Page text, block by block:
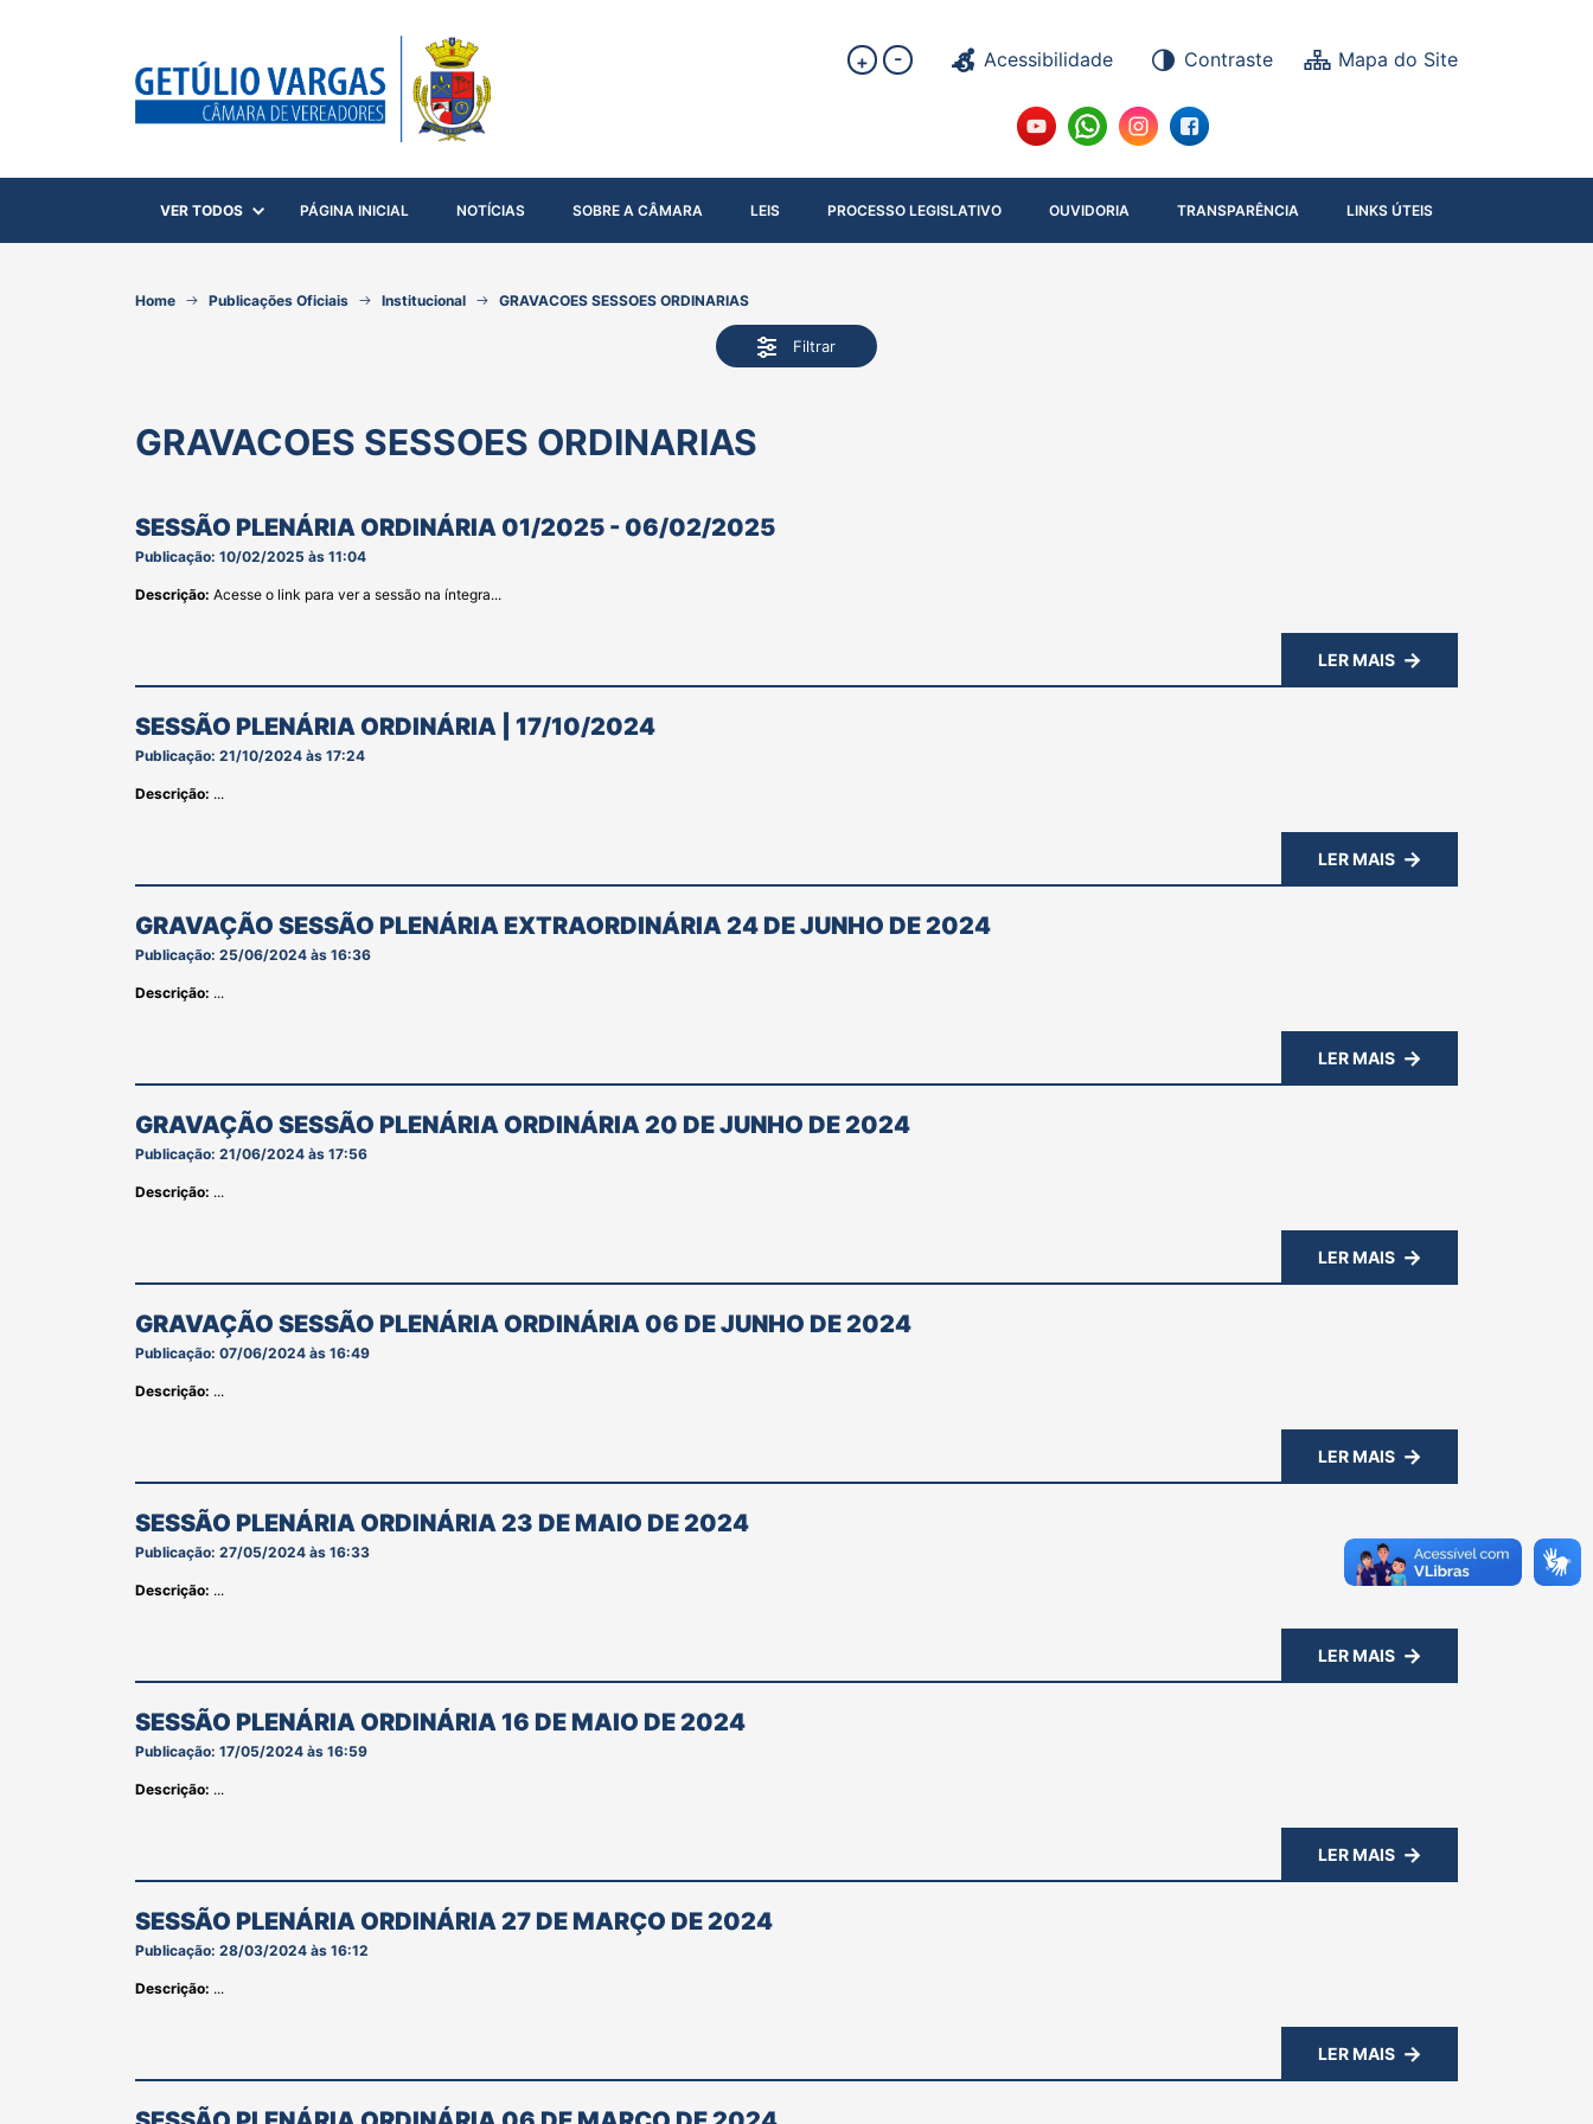
+ - Acessibilidade Contraste
VER TODOS PÁGINA INICIAL NOTÍCIAS SOBRE A CÂMARA LEIS PROCESSO LEGISLATIVO OUVIDORIA TRANSPARÊNCIA LINKS ÚTEIS
Home Publicações Oficiais Institucional GRAVACOES SESSOES ORDINARIAS
Filtrar
GRAVACOES SESSOES ORDINARIAS
SESSÃO PLENÁRIA ORDINÁRIA 01/2025 - 06/02/2025
Publicação: 10/02/2025 às 11:04
Descrição: Acesse o link para ver a sessão na íntegra...
LER MAIS
SESSÃO PLENÁRIA ORDINÁRIA | 17/10/2024
Publicação: 21/10/2024 às 17:24
Descrição: ...
LER MAIS
GRAVAÇÃO SESSÃO PLENÁRIA EXTRAORDINÁRIA 24 DE JUNHO DE 2024
Publicação: 25/06/2024 às 16:36
Descrição: ...
LER MAIS
GRAVAÇÃO SESSÃO PLENÁRIA ORDINÁRIA 20 DE JUNHO DE 2024
Publicação: 21/06/2024 às 17:56
Descrição: ...
LER MAIS
GRAVAÇÃO SESSÃO PLENÁRIA ORDINÁRIA 06 DE JUNHO DE 2024
Publicação: 07/06/2024 às 16:49
Descrição: ...
LER MAIS
SESSÃO PLENÁRIA ORDINÁRIA 23 DE MAIO DE 2024
Publicação: 27/05/2024 às 16:33
Descrição: ...
LER MAIS
SESSÃO PLENÁRIA ORDINÁRIA 16 DE MAIO DE 2024
Publicação: 17/05/2024 às 16:59
Descrição: ...
LER MAIS
SESSÃO PLENÁRIA ORDINÁRIA 27 DE MARÇO DE 2024
Publicação: 28/03/2024 às 16:12
Descrição: ...
LER MAIS